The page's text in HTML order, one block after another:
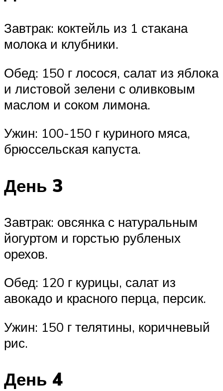
Завтрак: коктейль из 1 стакана
молока и клубники.
Обед: 150 г лосося, салат из яблока
и листовой зелени с оливковым
маслом и соком лимона.
Ужин: 100-150 г куриного мяса,
брюссельская капуста.
День 3
Завтрак: овсянка с натуральным
йогуртом и горстью рубленых
орехов.
Обед: 120 г курицы, салат из
авокадо и красного перца, персик.
Ужин: 150 г телятины, коричневый
рис.
День 4